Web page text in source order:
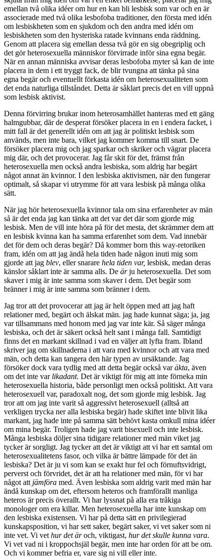
emellan två olika idéer om hur en kan bli lesbisk som var och en är
associerade med två olika lesbofoba traditioner, den första med idén
om lesbiskheten som en sjukdom och den andra med idén om
lesbiskheten som den hysteriska ratade kvinnans enda räddning.
Genom att placera sig emellan dessa två gör en sig obegriplig och
det gör heterosexuella människor förvirrade inför sina egna begär.
När en annan människa avvisar deras lesbofoba myter så kan de inte
placera in dem i ett tryggt fack, de blir tvungna att tänka på sina
egna begär och eventuellt förkasta idén om heterosexualiteten som
det enda naturliga tillståndet. Detta är såklart precis det en vill uppnå
som lesbisk aktivist.
Denna förvirring brukar inom heterosamhället hanteras med ett gäng
halmgubbar, där de desperat försöker placera in en i endera facket, i
mitt fall är det generellt idén om att jag är politiskt lesbisk som
används, men inte bara, vilket jag kommer komma till snart. De
försöker placera mig och jag sparkar och skriker och vägrar placera
mig där, och det provocerar. Jag får skit för det, främst från
heterosexuella men också andra lesbiska, som aldrig har begärt
något annat än kvinnor. I den lesbiska aktivismen, när den fungerar
optimalt, så skapar vi utrymme för att vara lesbisk på många olika
sätt.
När jag hör heterosexuella kvinnor tala om sina erfarenheter av män
så är det enda jag kan tänka att det var det där som gjorde mig
lesbisk. Men de vill inte höra på för det mesta, det skrämmer dem att
en lesbisk kvinna kan ha samma erfarenhet som dem. Vad innebär
det för dem och deras begär? Då kommer born this way-retoriken
fram, idén om att jag ändå hela tiden hade någon inuti mig som
gjorde att jag blev, eller snarare hela tiden var, lesbisk, medan deras
känslor såklart inte är samma alls. De ärju heterosexuella. Det som
skaver i mig är inte samma som skaver i dem. Det begär som
bränner i mig är inte samma som bränner i dem.
Jag tror att det provocerar att jag är helt öppen med att jag haft
relationer med, begärt och älskat män. jag hade kunnat säga; ja, jag
var tillsammans med honom med jag var inte kär. Så säger många
lesbiska, och det är säkert också helt sant i många fall. Samtidigt
finns det en markant skillnad i vad en väljer att lyfta fram. Ibland
skriver jag om skillnaderna i att vara med kvinnor och att vara med
män, och detta kan tangera den här typen av ursäktande. Jag
försöker dock vara tydlig med att detta begär också varäkta, även
om det inte var likadant. Det är viktigt för mig att inte förneka min
heterosexuella historia, både personligt men också politiskt. Att vara
heterosexuell var, paradoxalt nog, det som gjorde mig lesbisk. Jag
tror att om jag inte varit så aggressivt heterosexuell (alltså att
verkligen trycka ner alla lesbiska begär) hade skiftet inte blivit lika
markant, jag hade inte på samma sätt behövt kasta omkull mina idéer
om mina begär. Troligen hade jag varit bisexuell och inte lesbisk.
Många lesbiska döljer sina tidigare relationer med män viket jag
tycker är sorgligt. Jag tycker att det är viktigt att vi har ett samtal om
heterosexualitetens fasor, och vilka är bättre lämpade för det än
lesbiska? Det är ju vi som kan se exakt hur fel och förnuftsvidrigt,
perverst och förvridet, det är att ha relationer med män, för vi har
något att jämföra med. Även lesbiska som aldrig varit med män har
ändå kunskap om det, eftersom heteros och framförallt manliga
heteros är precis överallt. Vi har lyssnat på alla era tråkiga
monologer om era killar. Men heterosexuella har inte kunskap om
den lesbiska existensen. Vi har på detta sätt en privilegierad
kunskapsposition, vi har sett saker, begärt saker, vi vet saker som ni
inte vet. Vi vet hur det äroch, viktigast, hur det skulle kunna vara.
Vi vet vad ni i kroppochsjäl begär, men inte har orden för att be om.
Och vi kommer befria er, vare sig ni vill eller inte.